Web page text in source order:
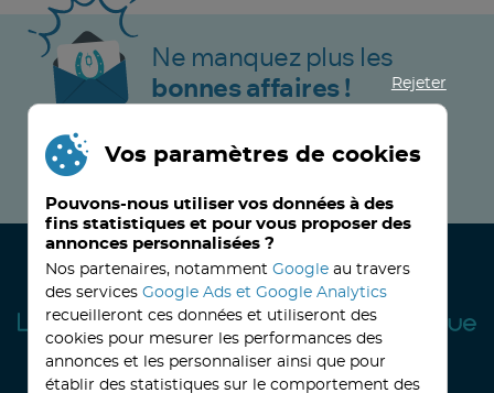
Ne manquez plus les
bonnes affaires !
JE M’INSCRIS MAINTENANT !
Rejeter
Vos paramètres de cookies
Pouvons-nous utiliser vos données à des
fins statistiques et pour vous proposer des
annonces personnalisées ?
Nos partenaires, notamment Google au travers
des services Google Ads et Google Analytics
recueilleront ces données et utiliseront des
cookies pour mesurer les performances des
annonces et les personnaliser ainsi que pour
établir des statistiques sur le comportement des